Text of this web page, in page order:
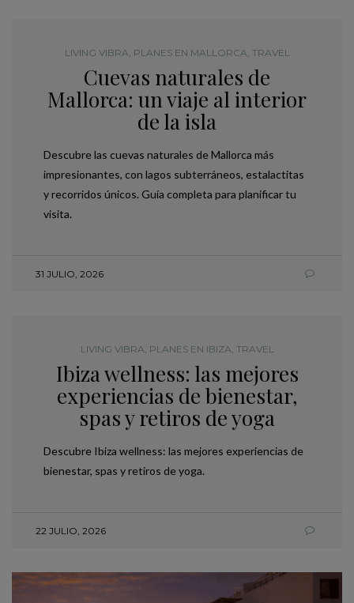
LIVING VIBRA PLANES EN MALLORCA TRAVEL
Cuevas naturales de
Mallorca: un viaje al interior
de la isla
Descubre las cuevas naturales de Mallorca más
impresionantes, con lagos subterráneos, estalactitas
y recorridos únicos. Guía completa para planificar tu
visita.
31 JULIO, 2026
LIVING VIBRA PLANES EN IBIZA TRAVEL
Ibiza wellness: las mejores
experiencias de bienestar,
spas y retiros de yoga
Descubre Ibiza wellness: las mejores experiencias de
bienestar, spas y retiros de yoga.
22 JULIO, 2026